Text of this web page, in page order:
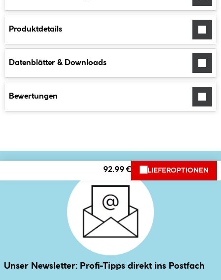
Produktdetails
Datenblätter & Downloads
Bewertungen
92.99 € LIEFEROPTIONEN
Unser Newsletter: Profi-Tipps direkt ins Postfach